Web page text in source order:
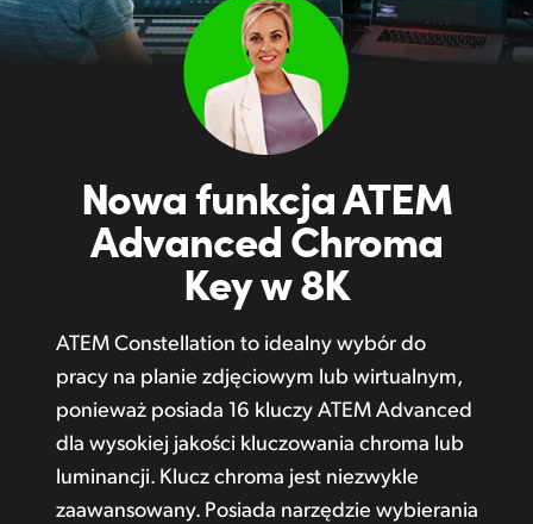
Nowa funkcjaATEM
Advanced Chroma
Key w 8K
ATEM Constellation to idealny wybór do
pracy na planie zdjęciowym lub wirtualnym,
ponieważ posiada 16 kluczy ATEM Advanced
dla wysokiej jakości kluczowania chroma lub
luminancji. Klucz chroma jest niezwykle
zaawansowany. Posiada narzędzie wybierania